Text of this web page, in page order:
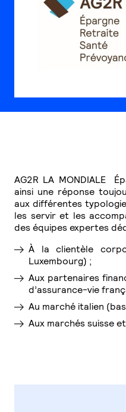
AG2R LA MONDIALE
ainsi une réponse
aux différentes
les servir et les
des équipes expertes
À la clientèle
Luxembourg) ;
Aux partenaires
d’assurance-vie
Au marché italien
Aux marchés suisse